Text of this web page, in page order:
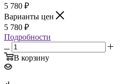
5 780 ₽
Варианты цен
5 780 ₽
Подробности
В корзину